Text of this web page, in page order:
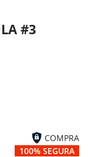
#3
COMPRA
100% SEGURA